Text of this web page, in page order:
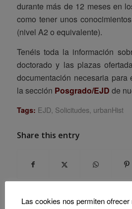
durante más de 12 meses en
como tener unos
(nivel A2 o equivalente).
Tenéis toda la información
doctorado y las plazas
documentación necesaria
la sección Posgrado/EJD de
Tags: EJD, Solicitudes, urbanHist
Share this entry
Las cookies nos permiten